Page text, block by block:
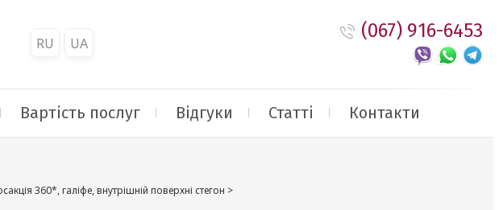
RU UA
(067) 916-6453
Вартість послуг Відгуки Статті Контакти
360*, галіфе, внутрішній поверхні стегон >